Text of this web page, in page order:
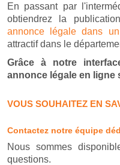
En passant par
obtiendrez la
annonce légale dans
attractif dans le
Grâce à notre
annonce légale en ligne
VOUS SOUHAITEZ EN
Contactez notre équipe
Nous sommes
questions.